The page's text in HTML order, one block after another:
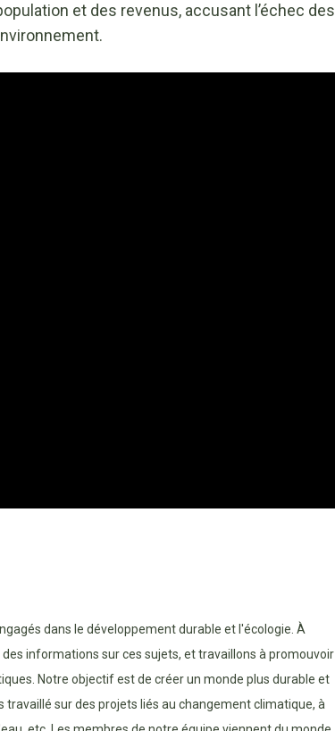
et des revenus, accusant l’échec des
dans le développement durable et l'écologie. À
informations sur ces sujets, et travaillons à promouvoir
Notre objectif est de créer un monde plus durable et
travaillé sur des projets liés au changement climatique, à